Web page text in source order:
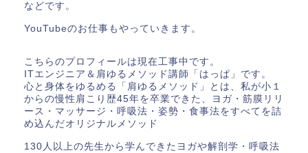
などです。
YouTubeのお仕事もやっていきます。
こちらのプロフィールは現在工事中です。
ITエンジニア＆肩ゆるメソッド講師「はっぱ」です。
心と身体をゆるめる「肩ゆるメソッド」とは、私が小１
からの慢性肩こり歴45年を卒業できた、ヨガ・筋膜リリ
ース・マッサージ・呼吸法・姿勢・食事法をすべてを詰
め込んだオリジナルメソッド
130人以上の先生から学んできたヨガや解剖学・呼吸法